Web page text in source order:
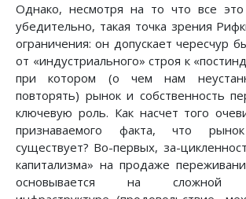
Однако, несмотря на то что все это
убедительно, такая точка зрения
ограничения: он допускает чересчур
от «индустриального» строя к
при котором (о чем нам
повторять) рынок и собственность
ключевую роль. Как насчет того
признаваемого факта, что
существует? Во-первых, за-
капитализма» на продаже
основывается на сложной